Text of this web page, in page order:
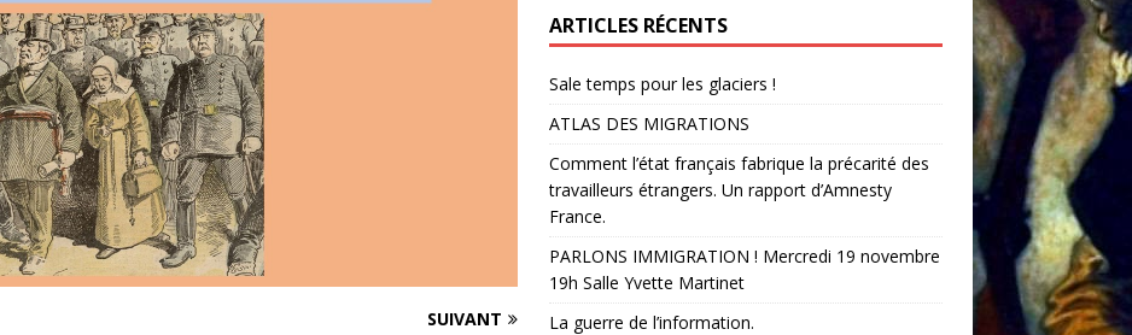
SUIVANT
ARTICLES RÉCENTS
Sale temps pour les glaciers !
ATLAS DES MIGRATIONS
Comment l’état français fabrique la précarité des
travailleurs étrangers. Un rapport d’Amnesty
France.
PARLONS IMMIGRATION ! Mercredi 19 novembre
19h Salle Yvette Martinet
La guerre de l’information.